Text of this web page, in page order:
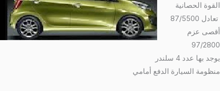
القوة الحصانية
تعادل 87/5500
أقصى عزم
97/2800
يوجد بها عدد 4 سلندر
منظومة السيارة الدفع أمامي